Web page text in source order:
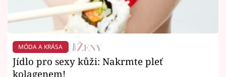
MÓDA A KRÁSA
Jídlo pro sexy kůži: Nakrmte pleť
kolagenem!